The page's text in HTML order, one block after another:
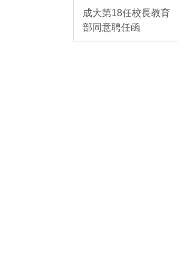
成大第18任校長教育
部同意聘任函